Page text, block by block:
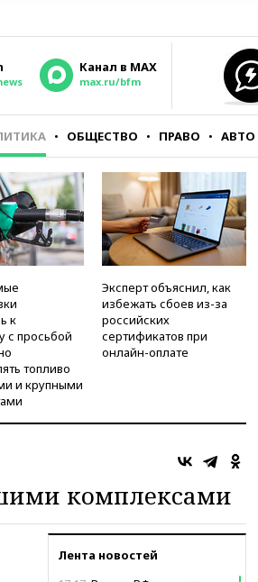
Канал в MAX
max.ru/bfm
ОБЩЕСТВО ПРАВО АВТО
к
с просьбой
топливо
и крупными
Эксперт объяснил, как
избежать сбоев из-за
российских
сертификатов при
онлайн-оплате
комплексами
Лента новостей